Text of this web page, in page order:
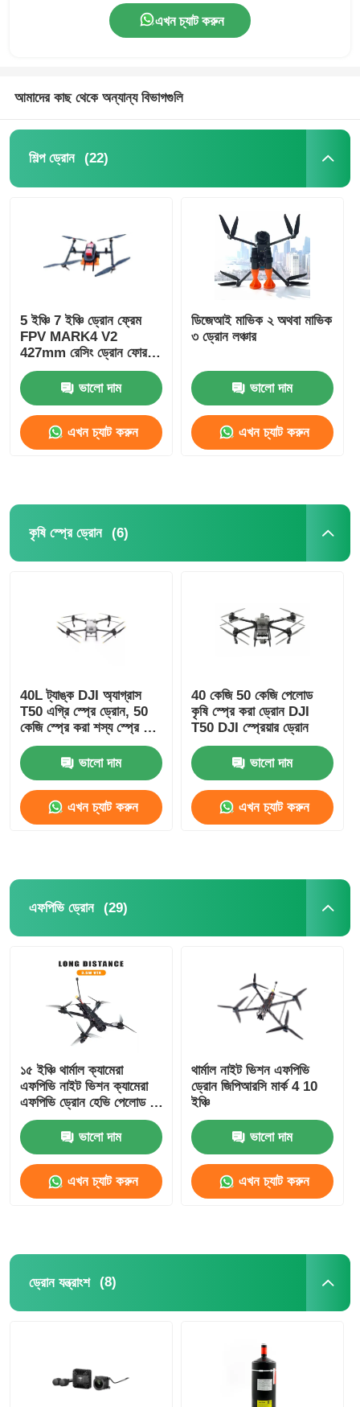
বাড়ি
আমাদের সম্বন্ধে
কারখানা পরিদর্শন
মান নিয়ন্ত্রণ
যোগাযোগ করুন
এখন চ্যাট করুন
আমাদের কাছ থেকে অন্যান্য বিভাগগুলি
শিল্প ড্রোন (22)
5 ইঞ্চি 7 ইঞ্চি ড্রোন ফ্রেম
FPV MARK4 V2
427mm রেসিং ড্রোন ফোর
অ্যাক্সিস
ভালো দাম
এখন চ্যাট করুন
ডিজেআই মাভিক ২ অথবা মাভিক
৩ ড্রোন লঞ্চার
ভালো দাম
এখন চ্যাট করুন
কৃষি স্প্রে ড্রোন (6)
40L ট্যাঙ্ক DJI অ্যাগ্রাস
T50 এগ্রি স্প্রে ড্রোন, 50
কেজি স্প্রে করা শস্য স্প্রে করা
ড্রোন
ভালো দাম
এখন চ্যাট করুন
40 কেজি 50 কেজি পেলোড
কৃষি স্প্রে করা ড্রোন DJI
T50 DJI স্প্রেয়ার ড্রোন
ভালো দাম
এখন চ্যাট করুন
এফপিভি ড্রোন (29)
১৫ ইঞ্চি থার্মাল ক্যামেরা
এফপিভি নাইট ভিশন ক্যামেরা
এফপিভি ড্রোন হেভি পেলোড লং
টাইম ফ্লাইট আরসি এফপিভি
শখের জন্য
ভালো দাম
এখন চ্যাট করুন
থার্মাল নাইট ভিশন এফপিভি
ড্রোন জিপিআরসি মার্ক 4 10
ইঞ্চি
ভালো দাম
এখন চ্যাট করুন
ড্রোন যন্ত্রাংশ (8)